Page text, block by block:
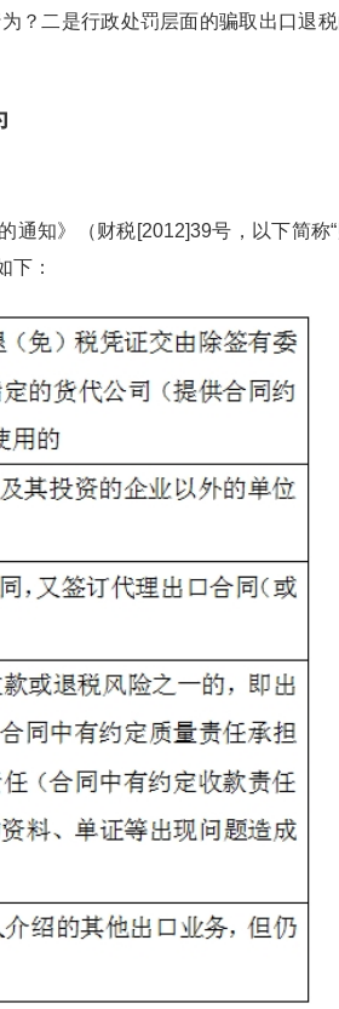
？二是行政处罚层面的骗取出口退
通知》（财税[2012]39号，以下简称
下：